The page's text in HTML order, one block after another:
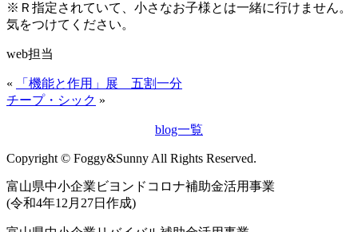
※Ｒ指定されていて、小さなお子様とは一緒に行けません。
気をつけてください。
web担当
«
「機能と作用」展 五割一分
チープ・シック »
blog一覧
Copyright © Foggy&Sunny All Rights Reserved.
富山県中小企業ビヨンドコロナ補助金活用事業
(令和4年12月27日作成)